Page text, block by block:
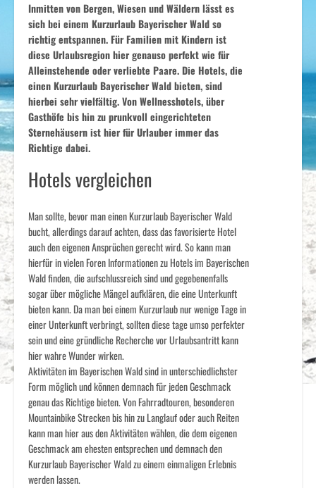
Inmitten von Bergen, Wiesen und Wäldern lässt es
sich bei einem Kurzurlaub Bayerischer Wald so
richtig entspannen. Für Familien mit Kindern ist
diese Urlaubsregion hier genauso perfekt wie für
Alleinstehende oder verliebte Paare. Die Hotels, die
einen Kurzurlaub Bayerischer Wald bieten, sind
hierbei sehr vielfältig. Von Wellnesshotels, über
Gasthöfe bis hin zu prunkvoll eingerichteten
Sternehäusern ist hier für Urlauber immer das
Richtige dabei.
Hotels vergleichen
Man sollte, bevor man einen Kurzurlaub Bayerischer Wald
bucht, allerdings darauf achten, dass das favorisierte Hotel
auch den eigenen Ansprüchen gerecht wird. So kann man
hierfür in vielen Foren Informationen zu Hotels im Bayerischen
Wald finden, die aufschlussreich sind und gegebenenfalls
sogar über mögliche Mängel aufklären, die eine Unterkunft
bieten kann. Da man bei einem Kurzurlaub nur wenige Tage in
einer Unterkunft verbringt, sollten diese tage umso perfekter
sein und eine gründliche Recherche vor Urlaubsantritt kann
hier wahre Wunder wirken.
Aktivitäten im Bayerischen Wald sind in unterschiedlichster
Form möglich und können demnach für jeden Geschmack
genau das Richtige bieten. Von Fahrradtouren, besonderen
Mountainbike Strecken bis hin zu Langlauf oder auch Reiten
kann man hier aus den Aktivitäten wählen, die dem eigenen
Geschmack am ehesten entsprechen und demnach den
Kurzurlaub Bayerischer Wald zu einem einmaligen Erlebnis
werden lassen.